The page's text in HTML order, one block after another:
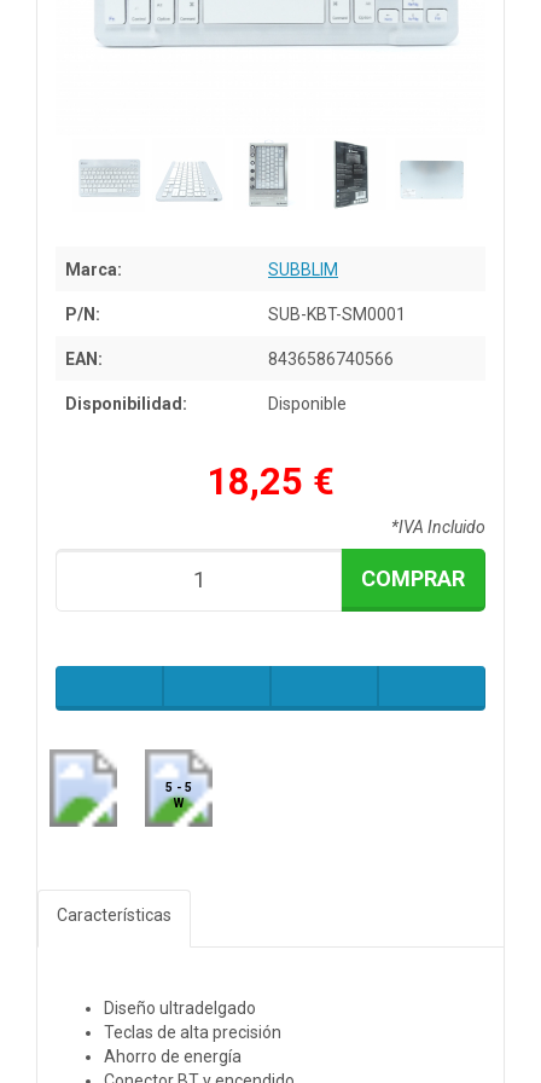
Marca: SUBBLIM
P/N: SUB-KBT-SM0001
EAN: 8436586740566
Disponibilidad: Disponible
18,25 €
*IVA Incluido
COMPRAR
5 - 5
W
Características
Diseño ultradelgado
Teclas de alta precisión
Ahorro de energía